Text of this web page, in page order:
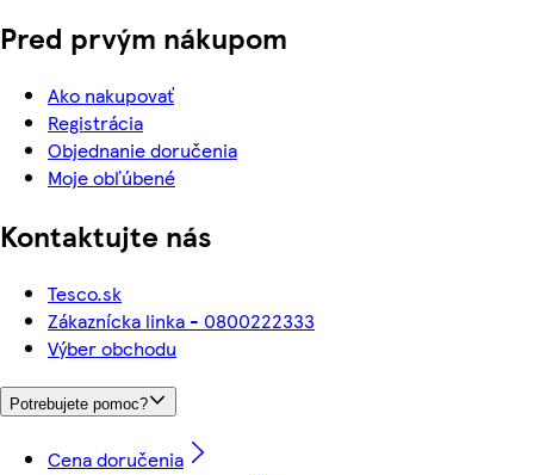
Pred prvým nákupom
Ako nakupovať
Registrácia
Objednanie doručenia
Moje obľúbené
Kontaktujte nás
Tesco.sk
Zákaznícka linka - 0800222333
Výber obchodu
Potrebujete pomoc?
Cena doručenia